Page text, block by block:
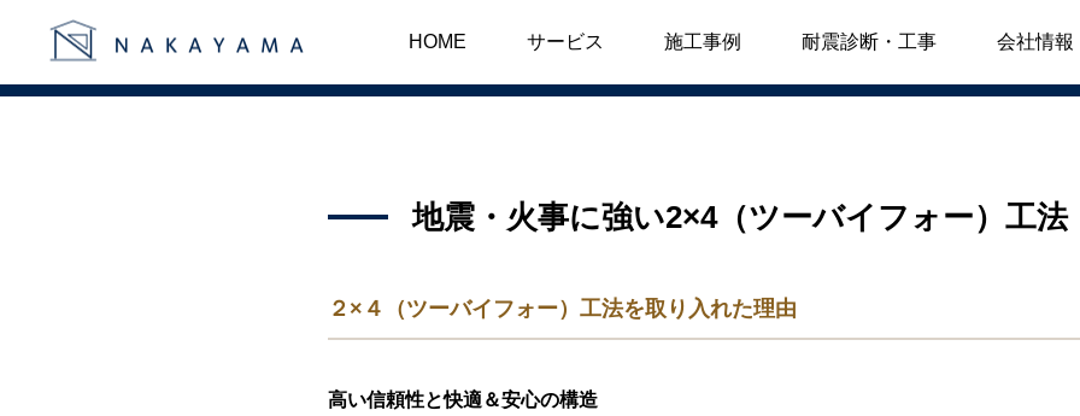
HOME サービス 施工事例 耐震診断・工事 会社情報
２×４（ツーバイフォー）工法
地震・火事に強い2×4（ツーバイフォー）工法
２×４（ツーバイフォー）工法を取り入れた理由
高い信頼性と快適＆安心の構造